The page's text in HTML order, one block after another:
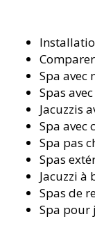
Spa avec
Spas
Jacuzzis
Spa avec
Spa pas
Spas
Jacuzzi
Spas de
Spa pour